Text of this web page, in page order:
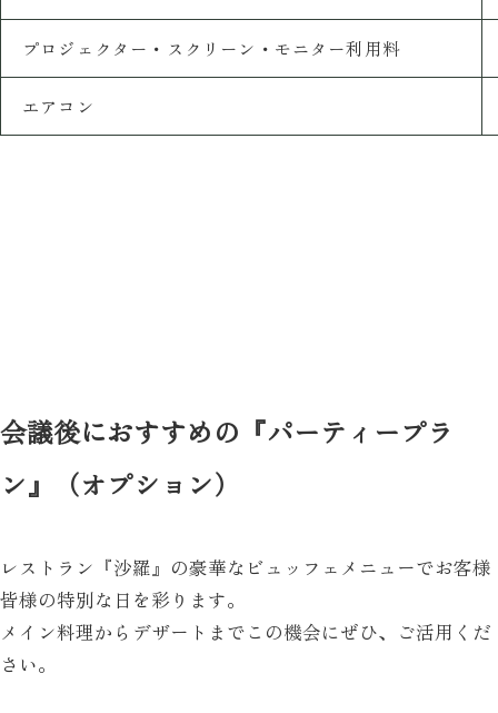
プロジェクター・スクリーン・モニター利用料
エアコン
会議後におすすめの『パーティープラ
ン』（オプション）
レストラン『沙羅』の豪華なビュッフェメニューでお客様
皆様の特別な日を彩ります。
メイン料理からデザートまでこの機会にぜひ、ご活用くだ
さい。